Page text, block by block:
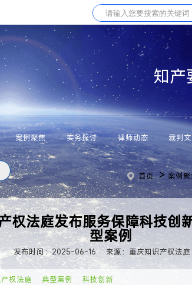
知产
案例聚焦 实务探讨 律师动态 裁判
首页 >案例
权法庭发布服务保障科技创
型案例
发布时间：2025-06-16 来源：重庆知识产权法庭
权法庭 典型案例 科技创新